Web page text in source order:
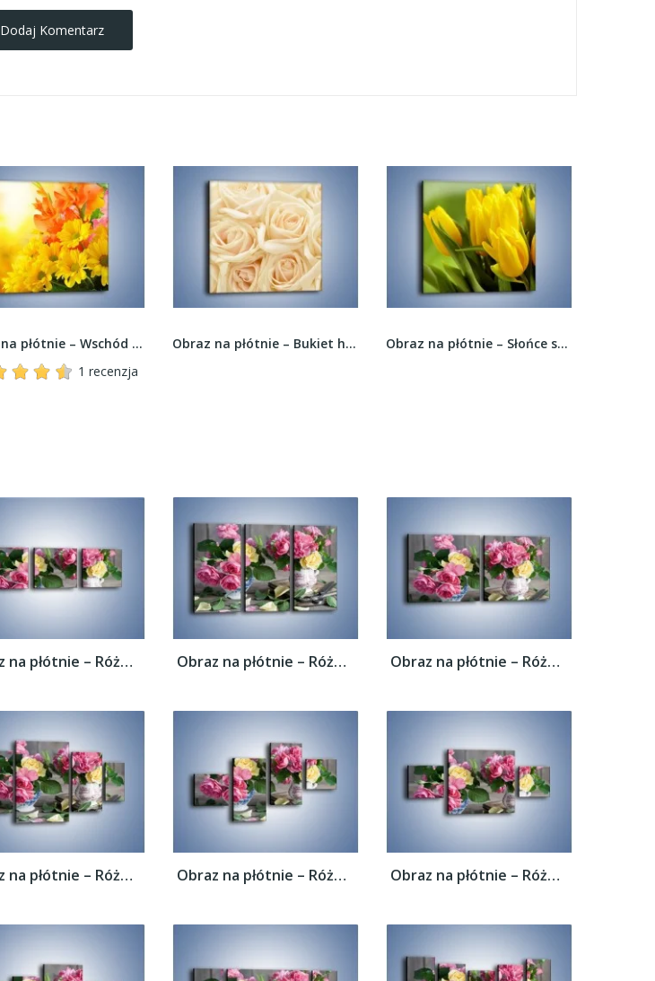
Dodaj Komentarz
Obraz na płótnie – Wschód słońca w polnych...
1 recenzja
Obraz na płótnie – Bukiet herbacianych róż –... Obraz na płótnie – Słońce schowane w tulipanach...
Obraz na płótnie – Róże ścięte nożycami –... Obraz na płótnie – Róże ścięte nożycami –... Obraz na płótnie – Róże ścięte nożycami –...
Obraz na płótnie – Róże ścięte nożycami –... Obraz na płótnie – Róże ścięte nożycami –... Obraz na płótnie – Róże ścięte nożycami –...